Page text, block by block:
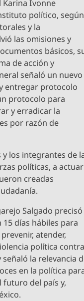
Karina Ivonne
político, según
y la
las omisiones y
básicos,
de acción y
señaló un nuevo
entregar protocolo
protocolo para
y erradicar la
por razón de
y los integrantes de
políticas, a actuar
creadas
Salgado precisó
días hábiles para
atender,
política
la relevancia
en la política
futuro del país y,